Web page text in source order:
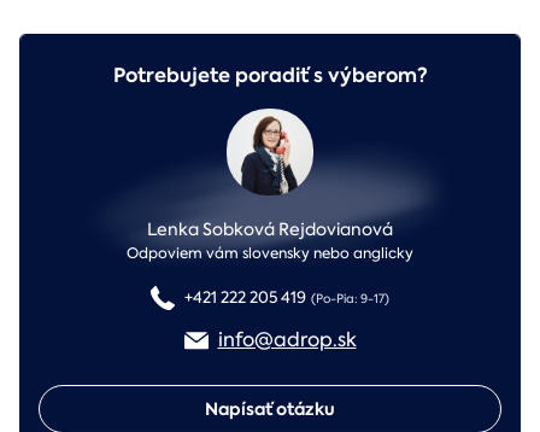
Potrebujete poradiť s výberom?
Lenka Sobková Rejdovianová
Odpoviem vám slovensky nebo anglicky
+421 222 205 419 (Po-Pia: 9-17)
info@adrop.sk
Napísať otázku